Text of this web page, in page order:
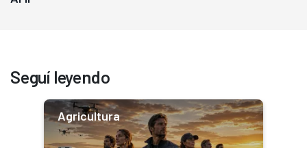
Seguí leyendo
Agricultura